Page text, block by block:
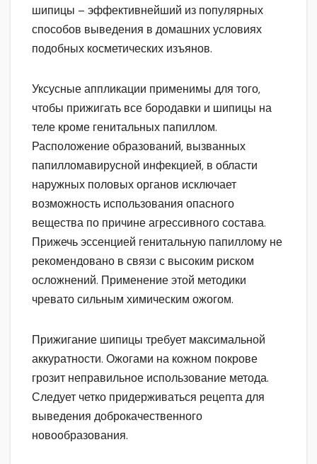
шипицы – эффективнейший из популярных
способов выведения в домашних условиях
подобных косметических изъянов.
Уксусные аппликации применимы для того,
чтобы прижигать все бородавки и шипицы на
теле кроме генитальных папиллом.
Расположение образований, вызванных
папилломавирусной инфекцией, в области
наружных половых органов исключает
возможность использования опасного
вещества по причине агрессивного состава.
Прижечь эссенцией генитальную папиллому не
рекомендовано в связи с высоким риском
осложнений. Применение этой методики
чревато сильным химическим ожогом.
Прижигание шипицы требует максимальной
аккуратности. Ожогами на кожном покрове
грозит неправильное использование метода.
Следует четко придерживаться рецепта для
выведения доброкачественного
новообразования.